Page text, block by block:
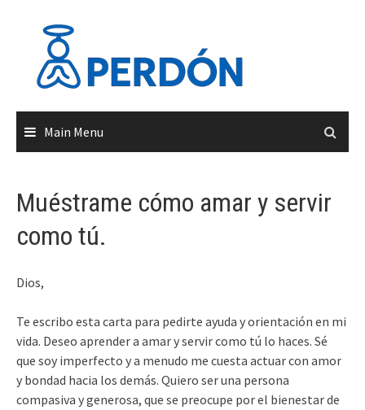
Main Menu
Muéstrame cómo amar y servir
como tú.
Dios,
Te escribo esta carta para pedirte ayuda y orientación en mi
vida. Deseo aprender a amar y servir como tú lo haces. Sé
que soy imperfecto y a menudo me cuesta actuar con amor
y bondad hacia los demás. Quiero ser una persona
compasiva y generosa, que se preocupe por el bienestar de